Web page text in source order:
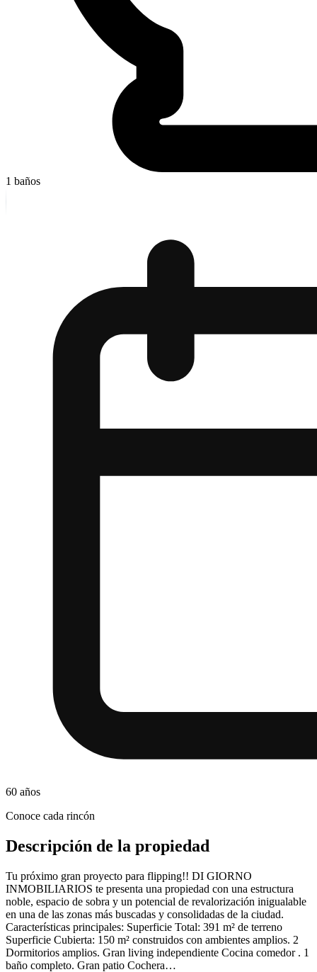
1 baños
60 años
Conoce cada rincón
Descripción de la propiedad
Tu próximo gran proyecto para flipping!! DI GIORNO
INMOBILIARIOS te presenta una propiedad con una estructura
noble, espacio de sobra y un potencial de revalorización inigualable
en una de las zonas más buscadas y consolidadas de la ciudad.
Características principales: Superficie Total: 391 m² de terreno
Superficie Cubierta: 150 m² construidos con ambientes amplios. 2
Dormitorios amplios. Gran living independiente Cocina comedor . 1
baño completo. Gran patio Cochera…